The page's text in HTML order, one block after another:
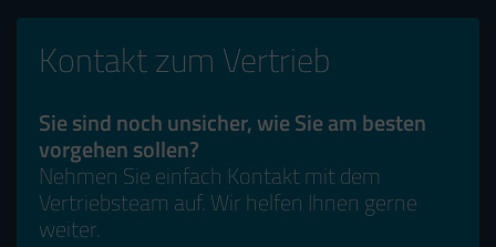
Kontakt zum Vertrieb
Sie sind noch unsicher, wie Sie am besten
vorgehen sollen?
Nehmen Sie einfach Kontakt mit dem
Vertriebsteam auf. Wir helfen Ihnen gerne
weiter.